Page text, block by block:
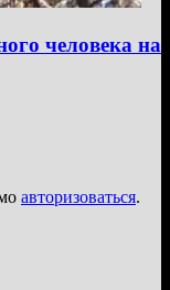
человека на
авторизоваться.